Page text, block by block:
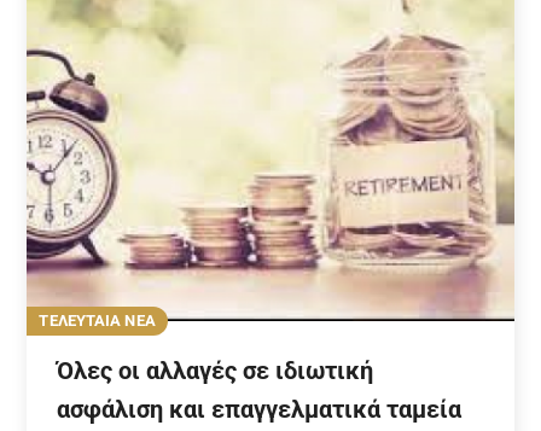
ΤΕΛΕΥΤΑΙΑ ΝΕΑ
Όλες οι αλλαγές σε ιδιωτική
ασφάλιση και επαγγελματικά ταμεία